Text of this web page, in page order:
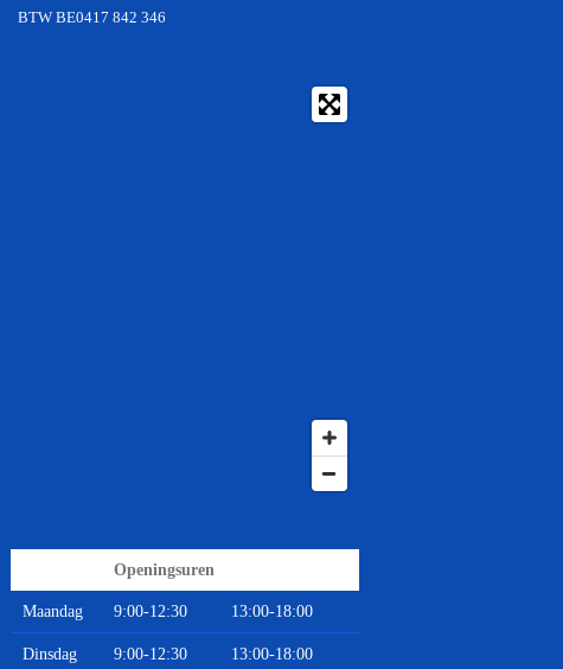
BTW BE0417 842 346
Openingsuren
Maandag 9:00-12:30 13:00-18:00
Dinsdag 9:00-12:30 13:00-18:00